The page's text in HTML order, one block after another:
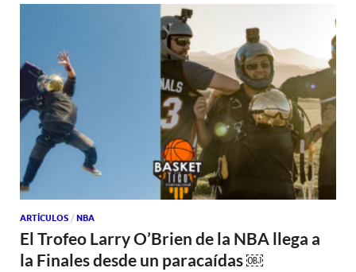
ARTÍCULOS / NBA
El Trofeo Larry O’Brien de la NBA llega a
la Finales desde un paracaídas ￼